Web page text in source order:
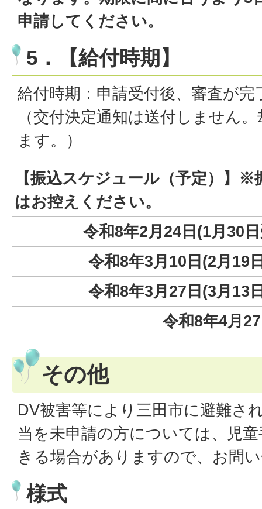
申請してください。
5．【給付時期】
給付時期：申請受付後、審査が
（交付決定通知は送付しません
ます。）
【振込スケジュール（予定）】
はお控えください。
令和8年2月24日(1月30
令和8年3月10日(2月19
令和8年3月27日(3月13
令和8年4月
その他
DV被害等により三田市に避難さ
当を未申請の方については、児
きる場合がありますので、お問
様式